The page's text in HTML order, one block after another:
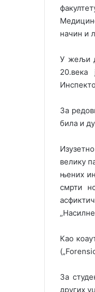
начин и
У жељи
20.века
За
била и
велику
њених
смрти
Као
За
других